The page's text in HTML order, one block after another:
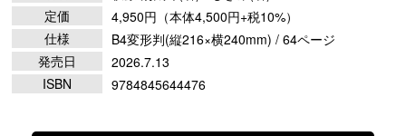
定価
4,950円（本体4,500円+税10%）
仕様
B4変形判(縦216×横240mm) / 64ページ
発売日
2026.7.13
ISBN
9784845644476